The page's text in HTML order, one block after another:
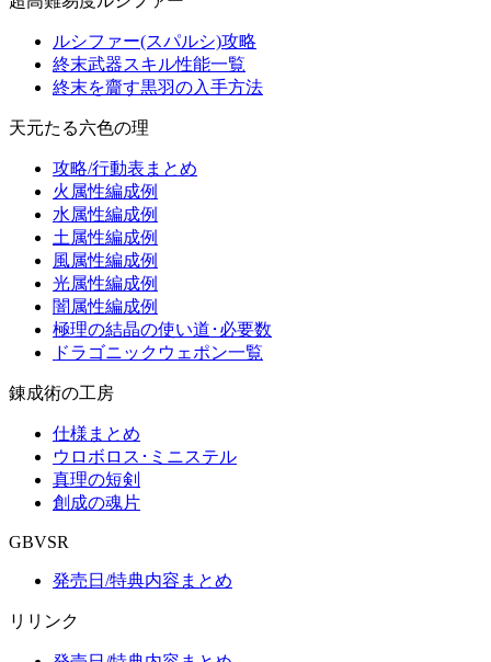
ルシファー(スパルシ)攻略
終末武器スキル性能一覧
終末を齎す黒羽の入手方法
天元たる六色の理
攻略/行動表まとめ
火属性編成例
水属性編成例
土属性編成例
風属性編成例
光属性編成例
闇属性編成例
極理の結晶の使い道･必要数
ドラゴニックウェポン一覧
錬成術の工房
仕様まとめ
ウロボロス･ミニステル
真理の短剣
創成の魂片
GBVSR
発売日/特典内容まとめ
リリンク